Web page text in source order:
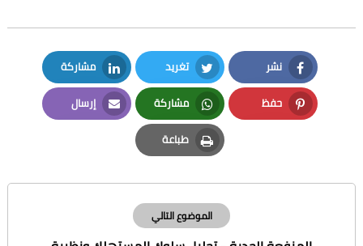
نشر
Facebook
تغريد
Twitter
مشاركة
LinkedIn
حفظ
Pinterest
مشاركة
Whatsapp
إرسال
Email
طباعة
Print
الموضوع التالي